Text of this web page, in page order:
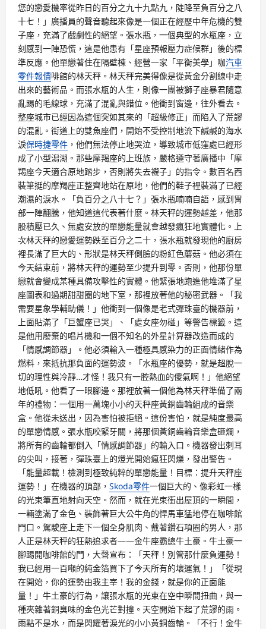
您的戀愛機率從昨日的百分之九十九點九，陡降至負百分之八
十七！」廣播員的聲音聽起來像是一個正在經歷中年危機的雙
子座，充滿了戲劇性的絕望。張水瓶，一個典型的水瓶座，立
刻感到一陣恐慌，這是他患有「星座預報壓力症候群」後的標
準反應。他單戀著住在隔壁棟、經營一家「平衡美學」咖汽車
零件報價啡館的林天秤。林天秤完美得像是從黃金分割線中走
出來的藝術品。而張水瓶的人生，則像一團被獅子座暴君隨意
亂踢的毛線球，充滿了混亂與錯位。他衝到窗邊，往外看去。
整座城市已經因為這個突如其來的「超級修正」而陷入了荒謬
的混亂。街道上的雙魚座們，開始不受控制地流下鹹鹹的海水
淚保時捷零件 ，他們無法停止地哭泣，導致城市低窪處已經形
成了小型潟湖。那些摩羯座的上班族，嚴格遵守著廣播中「摩
羯座今天適合原地踏步，否則將失去襪子」的指令。數百名西
裝筆挺的摩羯座正整齊地站在原地，他們的鞋子裡裝滿了已經
潮濕的淚水。「負百分之八十七？」張水瓶喃喃自語，感到胃
部一陣翻騰，他知道這代表著什麼。林天秤的運勢越差，他那
股積壓已久、無處安放的單戀能量就會越發瘋狂地實體化。上
次林天秤的戀愛運勢跌至百分之二十，張水瓶就發現他的廚房
裡長滿了巨大的、形狀是林天秤側臉的粉紅色蘑菇。他必須在
今天結束前，將林天秤的運勢至少提升到零。否則，他那份單
戀就會變成某種具備攻擊性的實體。他緊張地跑進他堆滿了星
座圖表和過期甜甜圈的地下室，那裡放著他的秘密武器。「我
需要星象學輔助儀！」他衝到一個像是老式彈珠臺的機器前，
上面貼滿了「巨蟹座已哭」、「處女座勿碰」等警告標籤。這
是他用廢棄的唱片機和一個不知名的外星計算器改造而成的
「情感調節器」。他必須輸入一種極具感染力的正面情緒作為
燃料，來抵抗那負面的運勢波。「水瓶座的優勢，就是超脫一
切的理性與冷靜…才怪！我只有一腔熱血的傻氣啊！」他絕望
地低吼。他看了一眼腳邊。那裡放著一個他為林天秤準備了兩
年的禮物：一個用一萬塊小小的天秤座黃銅齒輪組成的音樂
盒。他從未送出，因為害怕被拒絕。這份害怕，就是純度最高
的單戀情感。張水瓶咬緊牙關，將那個黃銅齒輪音樂盒砸爛，
將所有的齒輪都倒入「情感調節器」的輸入口。機器發出刺耳
的尖叫，接著，彈珠臺上的燈光開始瘋狂閃爍，發出警告。
「能量超載！檢測到極致純粹的單戀能量！目標：提升天秤座
運勢！」在機器的頂部， Skoda零件一個巨大的、像彩虹一樣
的光束筆直地射向天空。然而，就在光束衝出屋頂的一瞬間，
一輛塗滿了金色、裝飾著巨大公牛角的悍馬車猛地停在咖啡館
門口。駕駛座上走下一個全身肌肉、戴著鑽石項圈的男人，那
人正是林天秤的狂熱追求者——金牛座霸總牛土豪。牛土豪一
腳踢開咖啡館的門，大聲宣布：「天秤！別管那什麼負運勢！
我已經用一百噸的純金箔買下了今天所有的壞運氣！」「從現
在開始，你的運勢由我主宰！我的金錢，就是你的正面能
量！」牛土豪的行為，讓張水瓶的光束在空中瞬間扭曲，與一
種夾雜著銅臭味的金色光芒對撞。天空開始下起了荒謬的雨。
雨點不是水，而是閃耀著淚光的小小黃銅齒輪。「不行！金牛